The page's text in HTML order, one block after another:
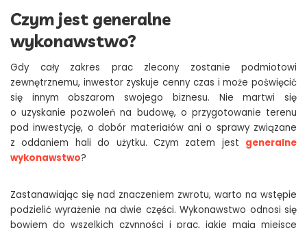
Czym jest generalne
wykonawstwo?
Gdy cały zakres prac zlecony zostanie podmiotowi
zewnętrznemu, inwestor zyskuje cenny czas i może poświęcić
się innym obszarom swojego biznesu. Nie martwi się
o uzyskanie pozwoleń na budowę, o przygotowanie terenu
pod inwestycję, o dobór materiałów ani o sprawy związane
z oddaniem hali do użytku. Czym zatem jest generalne
wykonawstwo?
Zastanawiając się nad znaczeniem zwrotu, warto na wstępie
podzielić wyrażenie na dwie części. Wykonawstwo odnosi się
bowiem do wszelkich czynności i prac, jakie mają miejsce